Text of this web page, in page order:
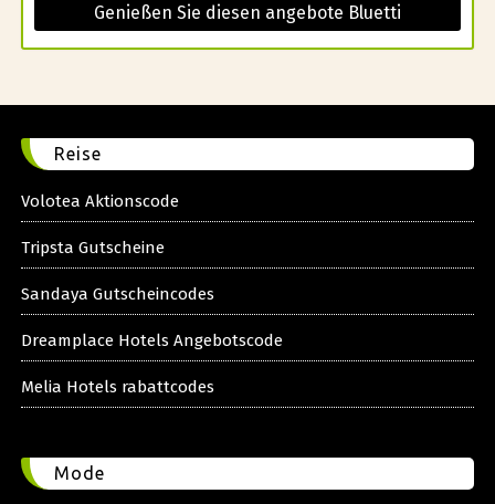
Genießen Sie diesen angebote Bluetti
Reise
Volotea Aktionscode
Tripsta Gutscheine
Sandaya Gutscheincodes
Dreamplace Hotels Angebotscode
Melia Hotels rabattcodes
Mode